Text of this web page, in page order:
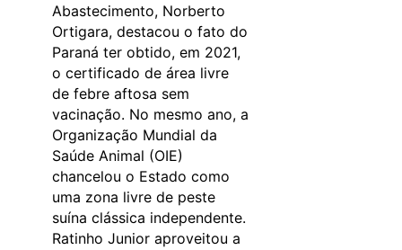
Abastecimento, Norberto
Ortigara, destacou o fato do
Paraná ter obtido, em 2021,
o certificado de área livre
de febre aftosa sem
vacinação. No mesmo ano, a
Organização Mundial da
Saúde Animal (OIE)
chancelou o Estado como
uma zona livre de peste
suína clássica independente.
Ratinho Junior aproveitou a